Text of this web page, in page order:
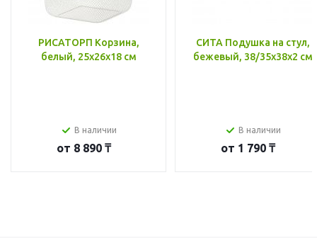
РИСАТОРП Корзина,
белый, 25x26x18 см
В наличии
от 8 890 ₸
СИТА Подушка на стул,
бежевый, 38/35x38x2 см
В наличии
от 1 790 ₸